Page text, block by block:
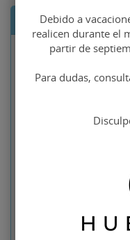
Lista de componentes
Precio base
Indicaciones para
Debido a
realicen durante el
partir de
Para dudas,